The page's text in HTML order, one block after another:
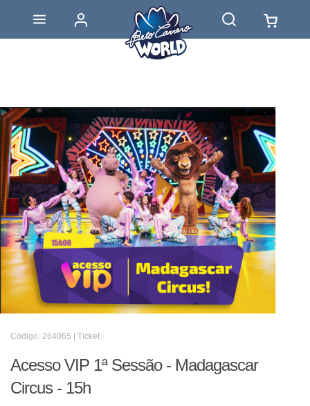
Código: 264065 | Ticket
Acesso VIP 1ª Sessão - Madagascar
Circus - 15h